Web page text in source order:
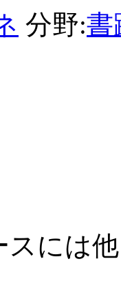
分野:書
には